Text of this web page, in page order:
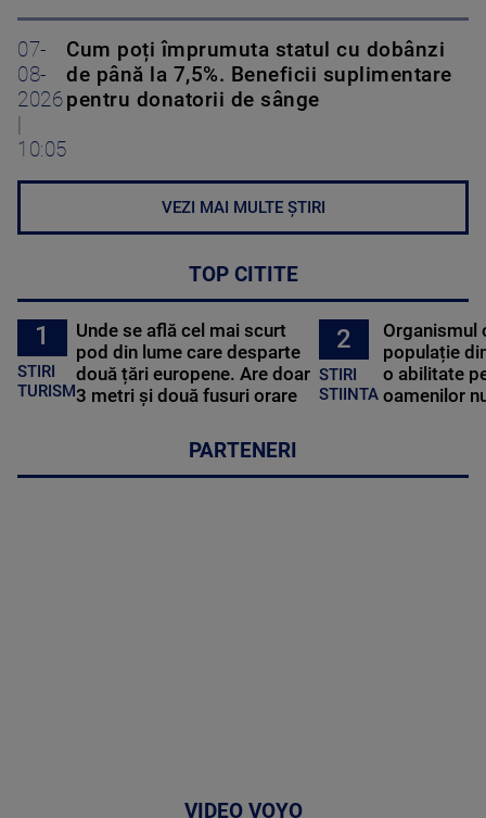
07-
08-
2026
10:05
Cum poți împrumuta statul cu dobânzi
de până la 7,5%. Beneficii suplimentare
pentru donatorii de sânge
VEZI MAI MULTE ȘTIRI
TOP CITITE
1
STIRI
TURISM
Unde se află cel mai scurt
pod din lume care desparte
două țări europene. Are doar
3 metri și două fusuri orare
2
STIRI
STIINTA
Organismul
populație
o abilitate
oamenilor
PARTENERI
VIDEO VOYO